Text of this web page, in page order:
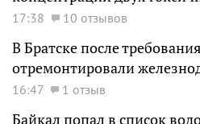
17:38 10 отзывов
В Братске после
отремонтировали
16:47 1 отзыв
Байкал попал в список